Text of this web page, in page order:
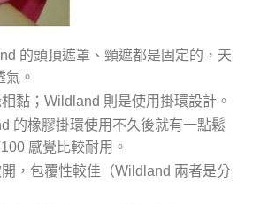
的頭頂遮罩、頸遮都是固定的，天
。
黏；Wildland 則是使用掛環設計。
的橡膠掛環使用不久後就有一點鬆
感覺比較耐用。
，包覆性較佳（Wildland 兩者是分